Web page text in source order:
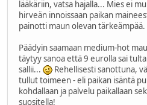
lääkäriin, vatsa hajalla... Mies ei
hirveän innoissaan paikan
painotti maun olevan
Päädyin saamaan medium-hot
täytyy sanoa että 9 eurolla sai
sallii...
Rehellisesti sanottuna,
tullut toimeen - eli paikan isäntä
kohdallaan ja palvelu paikallaan
suositella!